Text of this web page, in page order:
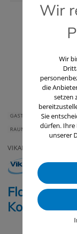
GASTRONOMIE &
RAUMLUFTTECHNIK
VIKAN
Flasche für
Wir
Wir
die
setzen
Sie
dürfen. Ihre
unserer